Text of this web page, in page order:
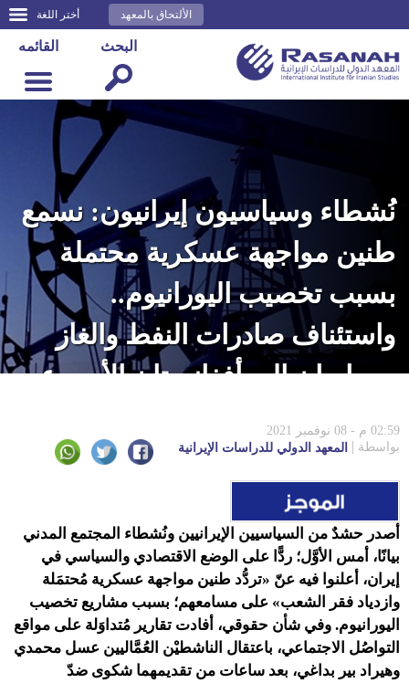
أختر اللغة الألتحاق بالمعهد
القائمه البحث
نُشطاء وسياسيون إيرانيون: نسمع
طنين مواجهة عسكرية محتملة
بسبب تخصيب اليورانيوم..
واستئناف صادرات النفط والغاز
من إيران إلى أفغانستان الأسبوع
02:59 م - 08 نوفمبر 2021
بواسطة
المعهد الدولي للدراسات الإيرانية
أصدر حشدٌ من السياسيين الإيرانيين ونُشطاء المجتمع المدني
بيانًا، أمس الأوَّل؛ ردًّا على الوضع الاقتصادي والسياسي في
إيران، أعلنوا فيه عنّ «تردُّد طنين مواجهة عسكرية مُحتمَلة
وازدياد فقر الشعب» على مسامعهم؛ بسبب مشاريع تخصيب
اليورانيوم. وفي شأن حقوقي، أفادت تقارير مُتداوَلة على مواقع
التواصُل الاجتماعي، باعتقال الناشطيْن العُمَّاليين عسل محمدي
وهيراد بير بداغي، بعد ساعات من تقديمهما شكوى ضدّ